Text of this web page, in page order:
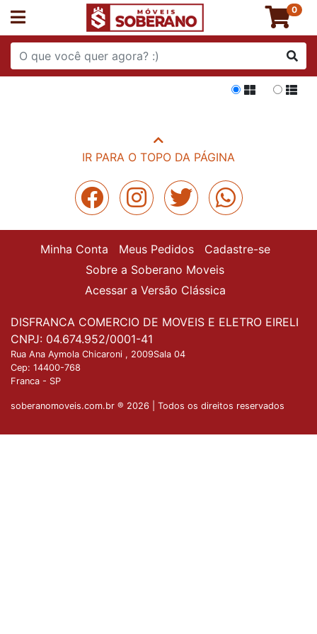
0
Grade
IR PARA O TOPO DA PÁGINA
Minha Conta Meus Pedidos
Cadastre-se
Sobre a Soberano Moveis
Acessar a Versão Clássica
DISFRANCA COMERCIO DE MOVEIS E ELETRO EIRELI
CNPJ: 04.674.952/0001-41
Rua Ana Aymola Chicaroni , 2009Sala 04
Cep: 14400-768
Franca - SP
soberanomoveis.com.br ® 2026 | Todos os direitos reservados